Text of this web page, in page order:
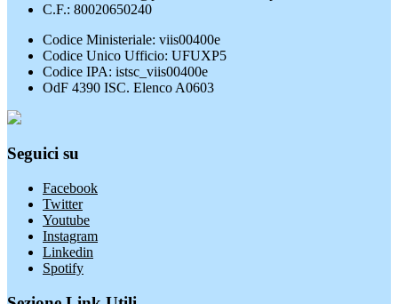
C.F.: 80020650240
Codice Ministeriale: viis00400e
Codice Unico Ufficio: UFUXP5
Codice IPA: istsc_viis00400e
OdF 4390 ISC. Elenco A0603
Seguici su
Facebook
Twitter
Youtube
Instagram
Linkedin
Spotify